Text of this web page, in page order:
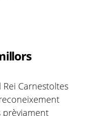
Rei Carnestoltes
prèviament